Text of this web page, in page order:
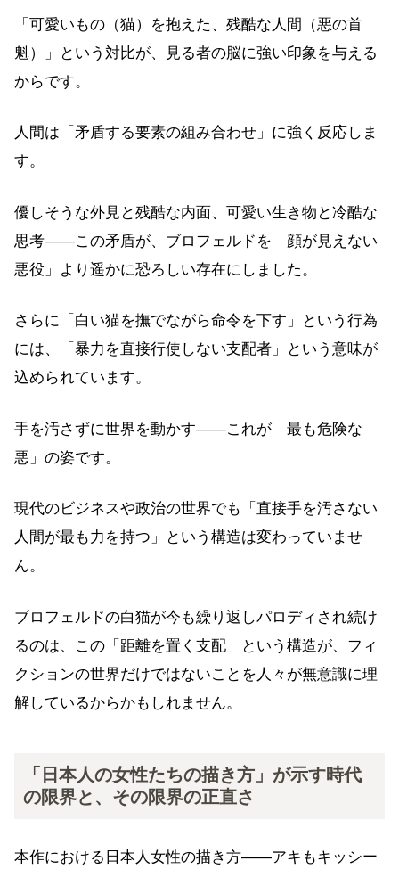
「可愛いもの（猫）を抱えた、残酷な人間（悪の首
魁）」という対比が、見る者の脳に強い印象を与える
からです。
人間は「矛盾する要素の組み合わせ」に強く反応しま
す。
優しそうな外見と残酷な内面、可愛い生き物と冷酷な
思考——この矛盾が、ブロフェルドを「顔が見えない
悪役」より遥かに恐ろしい存在にしました。
さらに「白い猫を撫でながら命令を下す」という行為
には、「暴力を直接行使しない支配者」という意味が
込められています。
手を汚さずに世界を動かす——これが「最も危険な
悪」の姿です。
現代のビジネスや政治の世界でも「直接手を汚さない
人間が最も力を持つ」という構造は変わっていませ
ん。
ブロフェルドの白猫が今も繰り返しパロディされ続け
るのは、この「距離を置く支配」という構造が、フィ
クションの世界だけではないことを人々が無意識に理
解しているからかもしれません。
「日本人の女性たちの描き方」が示す時代
の限界と、その限界の正直さ
本作における日本人女性の描き方——アキもキッシー